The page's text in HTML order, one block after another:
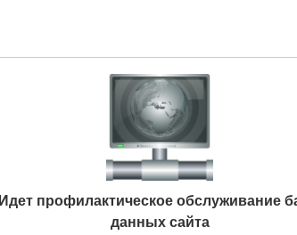
Идет профилактическое обслуживание
данных сайта